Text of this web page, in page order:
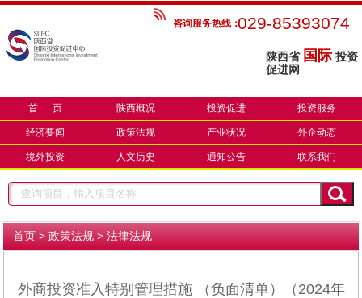
咨询服务热线：029-85393074
陕西省 国际 投资
促进网
首 页 陕西概况 投资促进 投资服务
经济要闻 政策法规 产业状况 外企动态
境外投资 人文历史 通知公告 联系我们
首页 > 政策法规 > 法律法规
外商投资准入特别管理措施 （负面清单）（2024年